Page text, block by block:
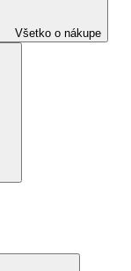
Všetko o nákupe